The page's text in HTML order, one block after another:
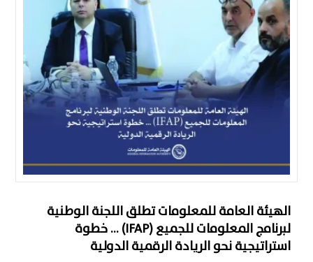
الهيئة العامة للمعلومات تطلق اللجنة الوطنية
لبرنامج المعلومات للجميع (IFAP) … خطوة
استراتيجية نحو الريادة الرقمية الدولية